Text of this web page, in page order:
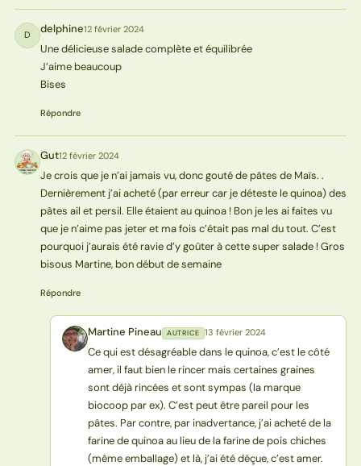
D delphine12 février 2024
Une délicieuse salade complète et équilibrée
J’aime beaucoup
Bises
Répondre
G Gut12 février 2024
Je crois que je n’ai jamais vu, donc gouté de pâtes de Maïs. .
Dernièrement j’ai acheté (par erreur car je déteste le quinoa) des
pâtes ail et persil. Elle étaient au quinoa ! Bon je les ai faites vu
que je n’aime pas jeter et ma fois c’était pas mal du tout. C’est
pourquoi j’aurais été ravie d’y goûter à cette super salade ! Gros
bisous Martine, bon début de semaine
Répondre
MP Martine Pineau AUTRICE 13 février 2024
Ce qui est désagréable dans le quinoa, c’est le côté
amer, il faut bien le rincer mais certaines graines
sont déjà rincées et sont sympas (la marque
biocoop par ex). C’est peut être pareil pour les
pâtes. Par contre, par inadvertance, j’ai acheté de la
farine de quinoa au lieu de la farine de pois chiches
(même emballage) et là, j’ai été déçue, c’est amer.